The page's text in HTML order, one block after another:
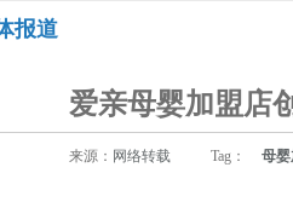
报道
爱亲母婴加盟店
来源： 网络转载 Tag： 母婴